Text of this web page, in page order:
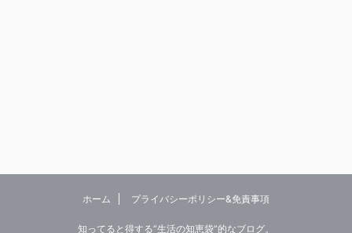
ホーム プライバシーポリシー&免責事項
知ってると得する”生活の知恵袋”的なブログ。